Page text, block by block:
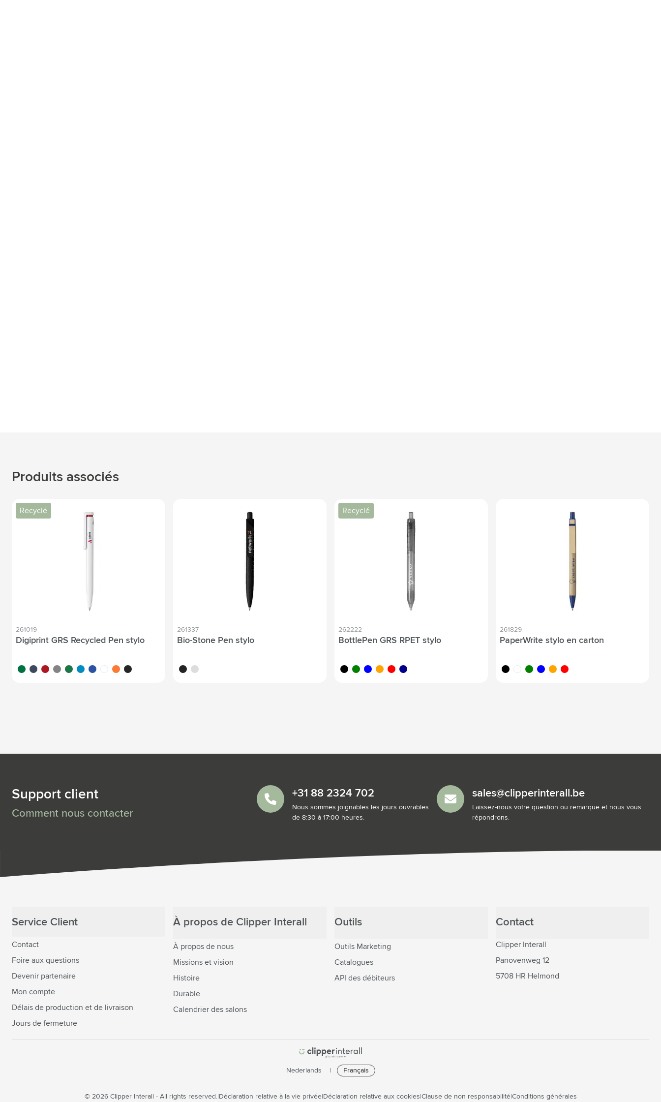
Produits associés
Recyclé
261019
Digiprint GRS Recycled Pen stylo
vert/blanc
bleu foncé/blanc
blanc/rouge
gris/blanc
blanc/vert
blanc/bleu clair
blanc/bleu foncé
blanc/blanc
blanc/orange
noir/blanc
261337
Bio-Stone Pen stylo
noir blanc
Recyclé
262222
BottlePen GRS RPET stylo
noir vert bleu orangerougebleu foncé
261829
PaperWrite stylo en carton
noir blancvert bleu orange
rouge
Support client
Comment nous contacter
+31 88 2324 702
Nous sommes joignables les jours ouvrables
de 8:30 à 17:00 heures.
sales@clipperinterall.be
Laissez-nous votre question ou remarque et nous vous
répondrons.
Service Client
Contact
Foire aux questions
Devenir partenaire
Mon compte
Délais de production et de livraison
Jours de fermeture
À propos de Clipper Interall
À propos de nous
Missions et vision
Histoire
Durable
Calendrier des salons
Outils
Outils Marketing
Catalogues
API des débiteurs
Contact
Clipper Interall
Panovenweg 12
5708 HR Helmond
Nederlands Français
© 2026 Clipper Interall - All rights reserved. Déclaration relative à la vie privée Déclaration relative aux cookies Clause de non responsabilité Conditions générales